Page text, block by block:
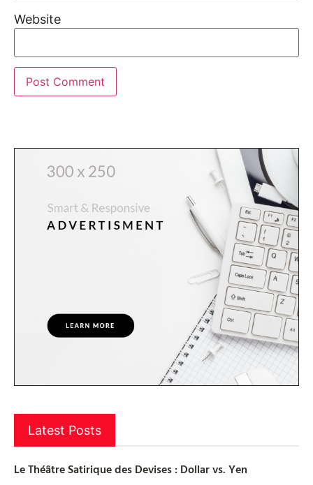
Website
Latest Posts
Le Théâtre Satirique des Devises : Dollar vs. Yen